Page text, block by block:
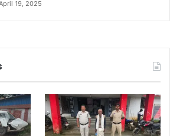
19, 2025